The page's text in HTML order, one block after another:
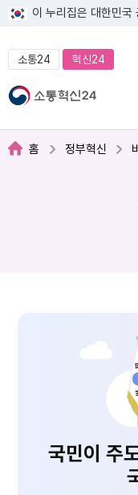
이 누리집은 대한민국
소통24 혁신24
홈 정부혁신
국민이 주